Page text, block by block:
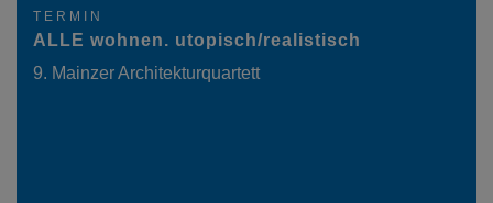
TERMIN
ALLE wohnen. utopisch/realistisch
9. Mainzer Architekturquartett